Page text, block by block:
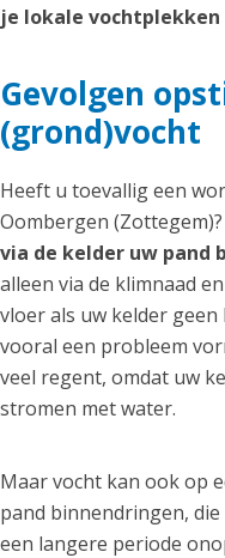
je lokale vochtplekken
Gevolgen
(grond)vocht
Heeft u toevallig een
Oombergen (Zottegem)?
via de kelder uw pand
alleen via de klimnaad
vloer als uw kelder
vooral een probleem
veel regent, omdat uw
stromen met water.
Maar vocht kan ook op
pand binnendringen,
een langere periode